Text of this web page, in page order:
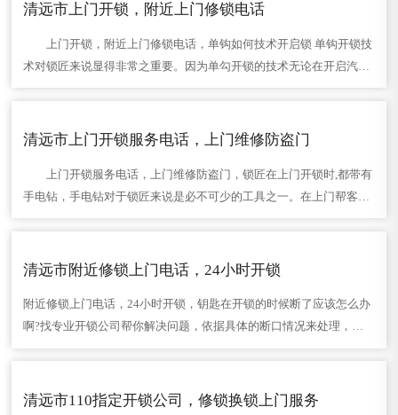
清远市上门开锁，附近上门修锁电话
上门开锁，附近上门修锁电话，单钩如何技术开启锁 单钩开锁技
术对锁匠来说显得非常之重要。因为单勾开锁的技术无论在开启汽车
弹片锁和民用弹珠锁时都得用到它。许多民用弹珠锁和汽车弹片锁由
清远市上门开锁服务电话，上门维修防盗门
上门开锁服务电话，上门维修防盗门，锁匠在上门开锁时,都带有
手电钻，手电钻对于锁匠来说是必不可少的工具之一。在上门帮客户
安装和换装锁时，都需要用得着它。有人把手电钻称之为“万能开锁
清远市附近修锁上门电话，24小时开锁
附近修锁上门电话，24小时开锁，钥匙在开锁的时候断了应该怎么办
啊?找专业开锁公司帮你解决问题，依据具体的断口情况来处理，如
果断口处产生凸起的尖角，可以用锉刀锉去，只要能够不伤及轮也是
清远市110指定开锁公司，修锁换锁上门服务